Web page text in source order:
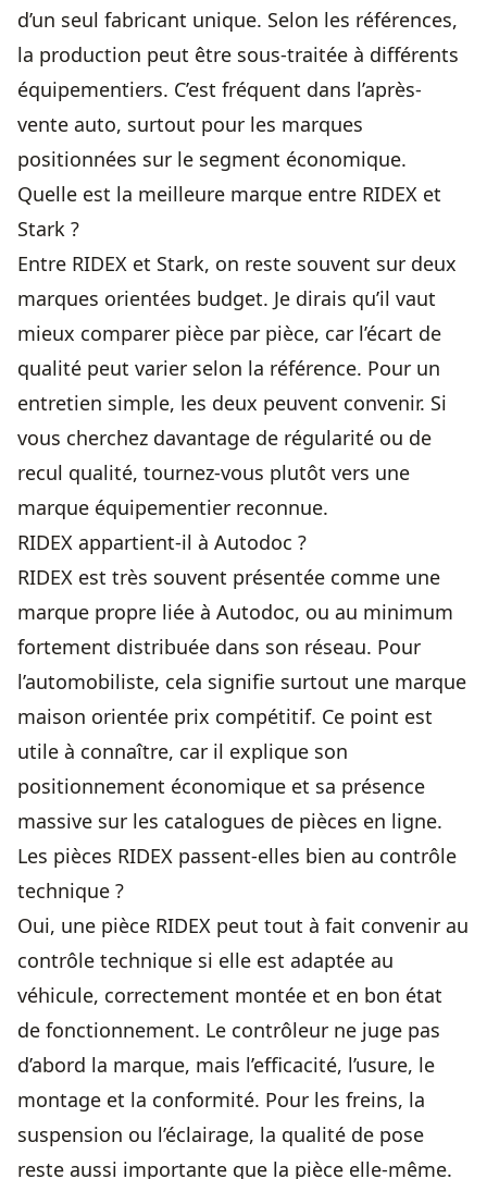
d’un seul fabricant unique. Selon les références,
la production peut être sous-traitée à différents
équipementiers. C’est fréquent dans l’après-
vente auto, surtout pour les marques
positionnées sur le segment économique.
Quelle est la meilleure marque entre RIDEX et
Stark ?
Entre RIDEX et Stark, on reste souvent sur deux
marques orientées budget. Je dirais qu’il vaut
mieux comparer pièce par pièce, car l’écart de
qualité peut varier selon la référence. Pour un
entretien simple, les deux peuvent convenir. Si
vous cherchez davantage de régularité ou de
recul qualité, tournez-vous plutôt vers une
marque équipementier reconnue.
RIDEX appartient-il à Autodoc ?
RIDEX est très souvent présentée comme une
marque propre liée à Autodoc, ou au minimum
fortement distribuée dans son réseau. Pour
l’automobiliste, cela signifie surtout une marque
maison orientée prix compétitif. Ce point est
utile à connaître, car il explique son
positionnement économique et sa présence
massive sur les catalogues de pièces en ligne.
Les pièces RIDEX passent-elles bien au contrôle
technique ?
Oui, une pièce RIDEX peut tout à fait convenir au
contrôle technique si elle est adaptée au
véhicule, correctement montée et en bon état
de fonctionnement. Le contrôleur ne juge pas
d’abord la marque, mais l’efficacité, l’usure, le
montage et la conformité. Pour les freins, la
suspension ou l’éclairage, la qualité de pose
reste aussi importante que la pièce elle-même.